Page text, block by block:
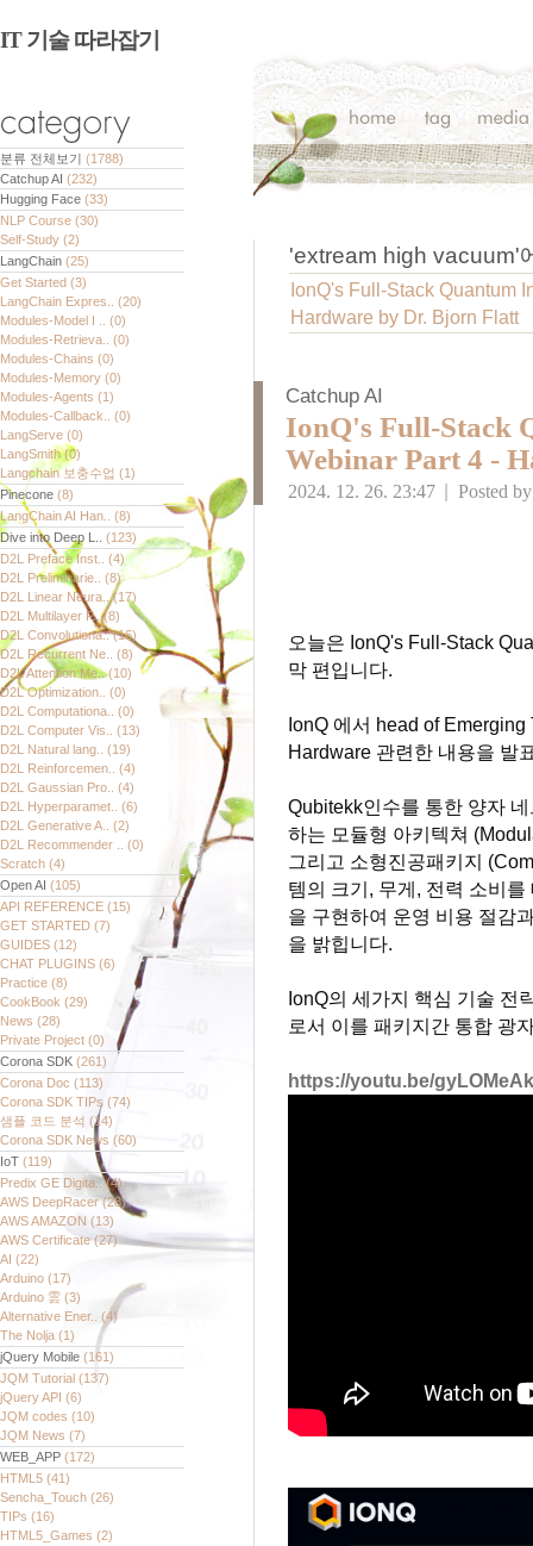
IT 기술 따라잡기
분류 전체보기 (1788)
Catchup AI (232)
Hugging Face (33)
NLP Course (30)
Self-Study (2)
LangChain (25)
Get Started (3)
LangChain Expres.. (20)
Modules-Model I .. (0)
Modules-Retrieva.. (0)
Modules-Chains (0)
Modules-Memory (0)
Modules-Agents (1)
Modules-Callback.. (0)
LangServe (0)
LangSmith(0)
Langchain 보충수업 (1)
Pinecone (8)
LangChain AI Han.. (8)
Dive into Deep L.. (123)
D2L Preface Inst.. (4)
D2L Preliminarie.. (8)
D2L Linear Neura..(17)
D2L Multilayer P..(8)
D2L Convolutiona..(16)
D2L Recurrent Ne.. (8)
D2L Attention Me..(10)
D2L Optimization.. (0)
D2L Computationa.. (0)
D2L Computer Vis.. (13)
D2L Natural lang.. (19)
D2L Reinforcemen.. (4)
D2L Gaussian Pro.. (4)
D2L Hyperparamet.. (6)
D2L Generative A.. (2)
D2L Recommender .. (0)
Scratch (4)
Open AI (105)
API REFERENCE (15)
GET STARTED (7)
GUIDES (12)
CHAT PLUGINS (6)
Practice (8)
CookBook (29)
News (28)
Private Project (0)
Corona SDK (261)
Corona Doc (113)
Corona SDK TIPs (74)
샘플 코드 분석 (14)
Corona SDK News (60)
IoT (119)
Predix GE Digita..(4)
AWS DeepRacer(28)
AWS AMAZON (13)
AWS Certificate(27)
AI (22)
Arduino (17)
Arduino 雲 (3)
Alternative Ener.. (4)
The Nolja (1)
jQuery Mobile (161)
JQM Tutorial (137)
jQuery API (6)
JQM codes (10)
JQM News (7)
WEB_APP (172)
HTML5 (41)
Sencha_Touch (26)
TIPs (16)
HTML5_Games (2)
'extream high vacuum'
IonQ's Full-Stack Quantum
Hardware by Dr. Bjorn Flatt
Catchup AI
IonQ's Full-Stack
Webinar Part 4 -
2024. 12. 26. 23:47 Posted
오늘은 IonQ's Full-Stack
막 편입니다.
IonQ 에서 head of
Hardware 관련한 내용을 발
Qubitekk인수를 통한 양자
하는 모듈형 아키텍쳐
그리고 소형진공패키지
템의 크기, 무게, 전력 소비
을 구현하여 운영 비용 절감
을 밝힙니다.
IonQ의 세가지 핵심 기술 전
로서 이를 패키지간 통합 광
https://youtu.be/